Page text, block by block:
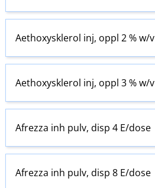
Aethoxysklerol inj, oppl 2 % w​/​v
Aethoxysklerol inj, oppl 3 % w​/​v
Afrezza inh pulv, disp 4 E​/​dose
Afrezza inh pulv, disp 8 E​/​dose